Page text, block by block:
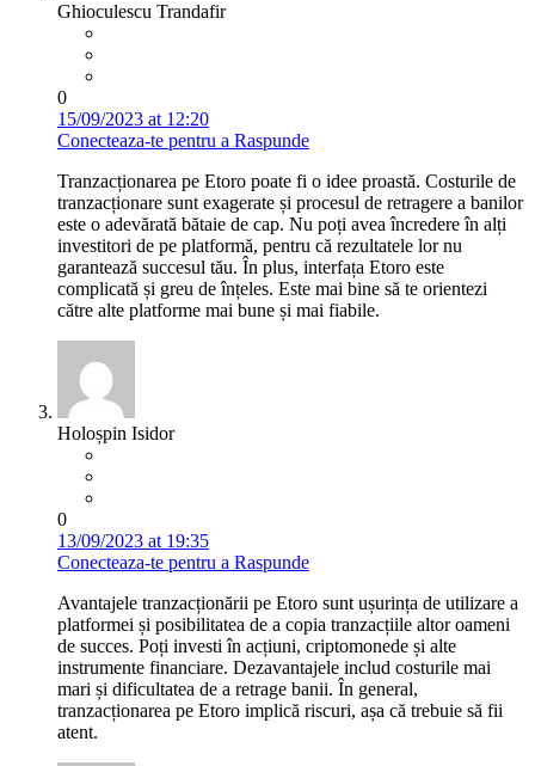
Ghioculescu Trandafir
0
15/09/2023 at 12:20
Conecteaza-te pentru a Raspunde
Tranzacționarea pe Etoro poate fi o idee proastă. Costurile de
tranzacționare sunt exagerate și procesul de retragere a banilor
este o adevărată bătaie de cap. Nu poți avea încredere în alți
investitori de pe platformă, pentru că rezultatele lor nu
garantează succesul tău. În plus, interfața Etoro este
complicată și greu de înțeles. Este mai bine să te orientezi
către alte platforme mai bune și mai fiabile.
Holoșpin Isidor
0
13/09/2023 at 19:35
Conecteaza-te pentru a Raspunde
Avantajele tranzacționării pe Etoro sunt ușurința de utilizare a
platformei și posibilitatea de a copia tranzacțiile altor oameni
de succes. Poți investi în acțiuni, criptomonede și alte
instrumente financiare. Dezavantajele includ costurile mai
mari și dificultatea de a retrage banii. În general,
tranzacționarea pe Etoro implică riscuri, așa că trebuie să fii
atent.